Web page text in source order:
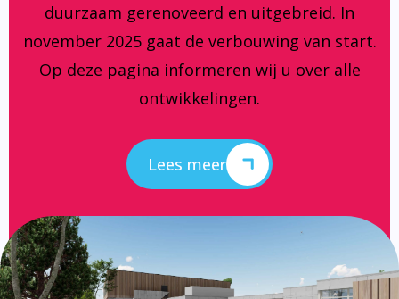
duurzaam gerenoveerd en uitgebreid. In
november 2025 gaat de verbouwing van start.
Op deze pagina informeren wij u over alle
ontwikkelingen.
Lees meer